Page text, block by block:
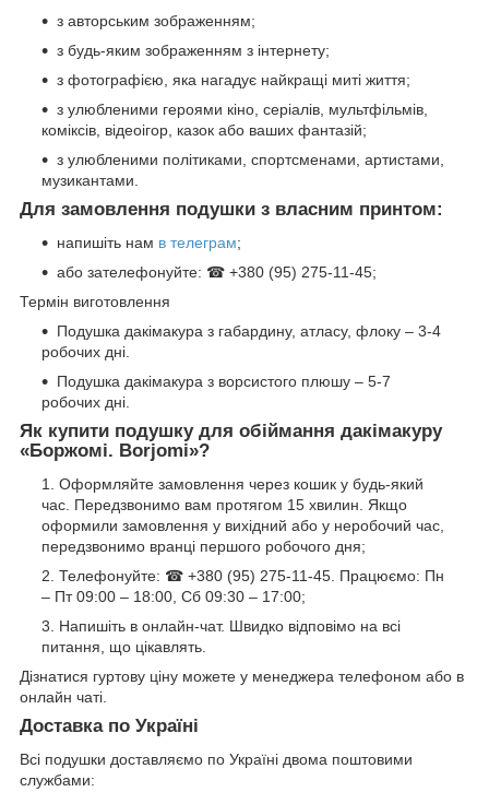
з авторським зображенням;
з будь-яким зображенням з інтернету;
з фотографією, яка нагадує найкращі миті життя;
з улюбленими героями кіно, серіалів, мультфільмів,
коміксів, відеоігор, казок або ваших фантазій;
з улюбленими політиками, спортсменами, артистами,
музикантами.
Для замовлення подушки з власним принтом:
напишіть нам в телеграм;
або зателефонуйте: ☎ +380 (95) 275-11-45;
Термін виготовлення
Подушка дакімакура з габардину, атласу, флоку – 3-4
робочих дні.
Подушка дакімакура з ворсистого плюшу – 5-7
робочих дні.
Як купити подушку для обіймання дакімакуру
«Боржомі. Borjomi»?
Оформляйте замовлення через кошик у будь-який
час. Передзвонимо вам протягом 15 хвилин. Якщо
оформили замовлення у вихідний або у неробочий час,
передзвонимо вранці першого робочого дня;
Телефонуйте: ☎ +380 (95) 275-11-45. Працюємо: Пн
– Пт 09:00 – 18:00, Сб 09:30 – 17:00;
Напишіть в онлайн-чат. Швидко відповімо на всі
питання, що цікавлять.
Дізнатися гуртову ціну можете у менеджера телефоном або в
онлайн чаті.
Доставка по Україні
Всі подушки доставляємо по Україні двома поштовими
службами: